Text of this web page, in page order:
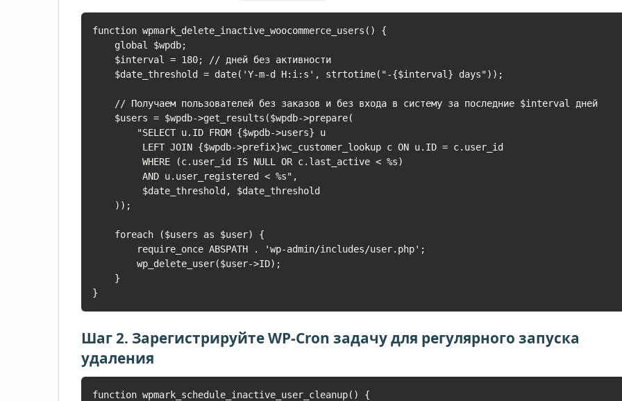
function wpmark_delete_inactive_woocommerce_users() {
}
Шаг 2. Зарегистрируйте WP-Cron задачу для регулярного запуска
удаления
function wpmark_schedule_inactive_user_cleanup() {